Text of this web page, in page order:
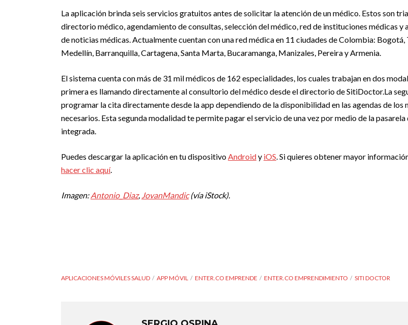
La aplicación brinda seis servicios gratuitos antes de solicitar la atención de un médico. Estos son
directorio médico, agendamiento de consultas, selección del médico, red de instituciones médicas y
de noticias médicas. Actualmente cuentan con una red médica en 11 ciudades de Colombia: Bogotá,
Medellín, Barranquilla, Cartagena, Santa Marta, Bucaramanga, Manizales, Pereira y Armenia.
El sistema cuenta con más de 31 mil médicos de 162 especialidades, los cuales trabajan en dos
primera es llamando directamente al consultorio del médico desde el directorio de SitiDoctor.La
programar la cita directamente desde la app dependiendo de la disponibilidad en las agendas de los
necesarios. Esta segunda modalidad te permite pagar el servicio de una vez por medio de la pasarela
integrada.
Puedes descargar la aplicación en tu dispositivoAndroidy iOS. Si quieres obtener mayor
hacer clic aquí.
Imagen:Antonio_Diaz, JovanMandic(vía iStock).
APLICACIONES MÓVILES SALUD APP MÓVIL ENTER.CO EMPRENDE ENTER.CO EMPRENDIMIENTO SITI DOCTOR